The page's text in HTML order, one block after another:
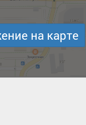
на карте